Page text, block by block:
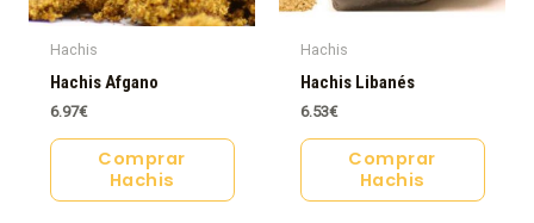
Hachis
Hachis Afgano
6.97€
Comprar
Hachis
Hachis
Hachis Libanés
6.53€
Comprar
Hachis